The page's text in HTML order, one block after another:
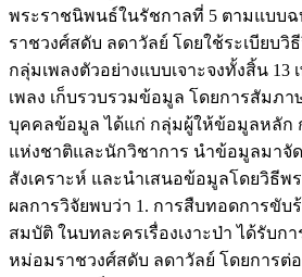
พระราชนิพนธ์ในรัชกาลที่ 5 ตามแบบฉ
ราชวงศ์สดับ ลดาวัลย์ โดยใช้ระเบียบวิ
กลุ่มเพลงตัวอย่างแบบเจาะจงทั้งสิ้น 13
เพลง เก็บรวบรวมข้อมูล โดยการสัมภ
บุคคลข้อมูล ได้แก่ กลุ่มผู้ให้ข้อมูลหลัก
แห่งชาติและนักวิชาการ นำข้อมูลมาจั
สังเคราะห์ และนำเสนอข้อมูลโดยวิธีพ
ผลการวิจัยพบว่า 1. การสืบทอดการขั
สมบัติ ในบทละครเรื่องเงาะป่า ได้รับก
หม่อมราชวงศ์สดับ ลดาวัลย์ โดยการต่